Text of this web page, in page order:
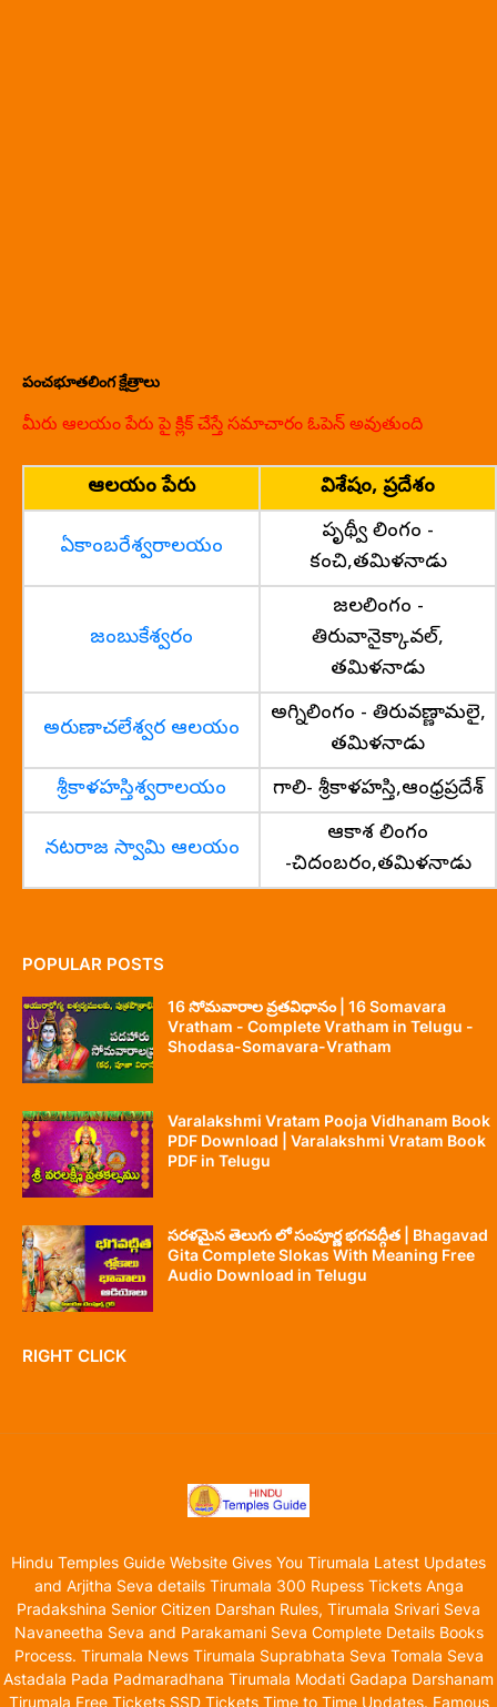
పంచభూతలింగ క్షేత్రాలు
మీరు ఆలయం పేరు పై క్లిక్ చేస్తే సమాచారం ఓపెన్ అవుతుంది
ఆలయం పేరు విశేషం, ప్రదేశం
ఏకాంబరేశ్వరాలయం
పృథ్వీ లింగం -
కంచి,తమిళనాడు
జంబుకేశ్వరం
జలలింగం -
తిరువానైక్కావల్,
తమిళనాడు
అరుణాచలేశ్వర ఆలయం
అగ్నిలింగం - తిరువణ్ణామలై,
తమిళనాడు
శ్రీకాళహస్తిశ్వరాలయం
గాలి- శ్రీకాళహస్తి,ఆంధ్రప్రదేశ్
నటరాజ స్వామి ఆలయం
ఆకాశ లింగం
-చిదంబరం,తమిళనాడు
POPULAR POSTS
16 సోమవారాల వ్రతవిధానం | 16 Somavara
Vratham - Complete Vratham in Telugu -
Shodasa-Somavara-Vratham
Varalakshmi Vratam Pooja Vidhanam Book
PDF Download | Varalakshmi Vratam Book
PDF in Telugu
సరళమైన తెలుగు లో సంపూర్ణ భగవద్గీత | Bhagavad
Gita Complete Slokas With Meaning Free
Audio Download in Telugu
RIGHT CLICK
Hindu Temples Guide Website Gives You Tirumala Latest Updates
and Arjitha Seva details Tirumala 300 Rupess Tickets Anga
Pradakshina Senior Citizen Darshan Rules, Tirumala Srivari Seva
Navaneetha Seva and Parakamani Seva Complete Details Books
Process. Tirumala News Tirumala Suprabhata Seva Tomala Seva
Astadala Pada Padmaradhana Tirumala Modati Gadapa Darshanam
Tirumala Free Tickets SSD Tickets Time to Time Updates. Famous